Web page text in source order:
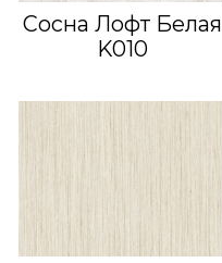
Сосна Лофт Белая
K010